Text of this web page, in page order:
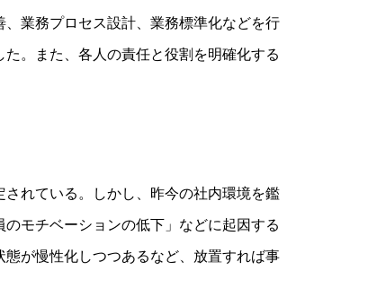
業務プロセス設計、業務標準化などを行
。また、各人の責任と役割を明確化する
れている。しかし、昨今の社内環境を鑑
モチベーションの低下」などに起因する
が慢性化しつつあるなど、放置すれば事